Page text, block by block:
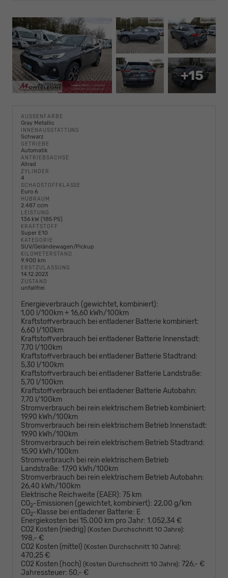
+15
AUSSENFARBE
Gray Metallic
INNENAUSSTATTUNG
Schwarz
GETRIEBE
Automatik
ANTRIEBSACHSE
Allrad
ZYLINDER
4
SCHADSTOFFKLASSE
Euro 6
HUBRAUM
2.487 ccm
LEISTUNG
136 kW (185 PS)
KRAFTSTOFF
Super E10
KATEGORIE
SUV/Geländewagen/Pickup
KILOMETERSTAND
9.900 km
ERSTZULASSUNG
14.12.2023
ZUSTAND
unfallfrei
Energieverbrauch (gewichtet, kombiniert):
1,00 l/100km + 16,60 kWh/100km
Kraftstoffverbrauch bei entladener Batterie kombiniert:
6,60 l/100km
Kraftstoffverbrauch bei entladener Batterie Innenstadt:
7,70 l/100km
Kraftstoffverbrauch bei entladener Batterie Stadtrand:
5,30 l/100km
Kraftstoffverbrauch bei entladener Batterie Landstraße:
5,70 l/100km
Kraftstoffverbrauch bei entladener Batterie Autobahn:
7,70 l/100km
Stromverbrauch bei rein elektrischem Betrieb kombiniert:
19,90 kWh/100km
Stromverbrauch bei rein elektrischem Betrieb Innenstadt:
19,90 kWh/100km
Stromverbrauch bei rein elektrischem Betrieb Stadtrand:
15,90 kWh/100km
Stromverbrauch bei rein elektrischem Betrieb
Landstraße: 17,90 kWh/100km
Stromverbrauch bei rein elektrischem Betrieb Autobahn:
26,40 kWh/100km
Elektrische Reichweite (EAER): 75 km
CO2-Emissionen (gewichtet, kombiniert): 22,00 g/km
CO2-Klasse bei entladener Batterie: E
Energiekosten bei 15.000 km pro Jahr: 1.052,34 €
CO2 Kosten (niedrig) (Kosten Durchschnitt 10 Jahre):
198,- €
CO2 Kosten (mittel) (Kosten Durchschnitt 10 Jahre):
470,25 €
CO2 Kosten (hoch) (Kosten Durchschnitt 10 Jahre): 726,- €
Jahressteuer: 50,- €